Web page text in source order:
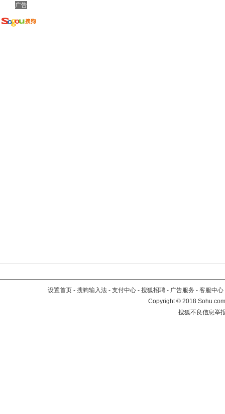
广告
设置首页 - 搜狗输入法 - 支付中心 - 搜狐招聘 - 广告服务 - 客服中心
Copyright©2018
搜狐不良信息举